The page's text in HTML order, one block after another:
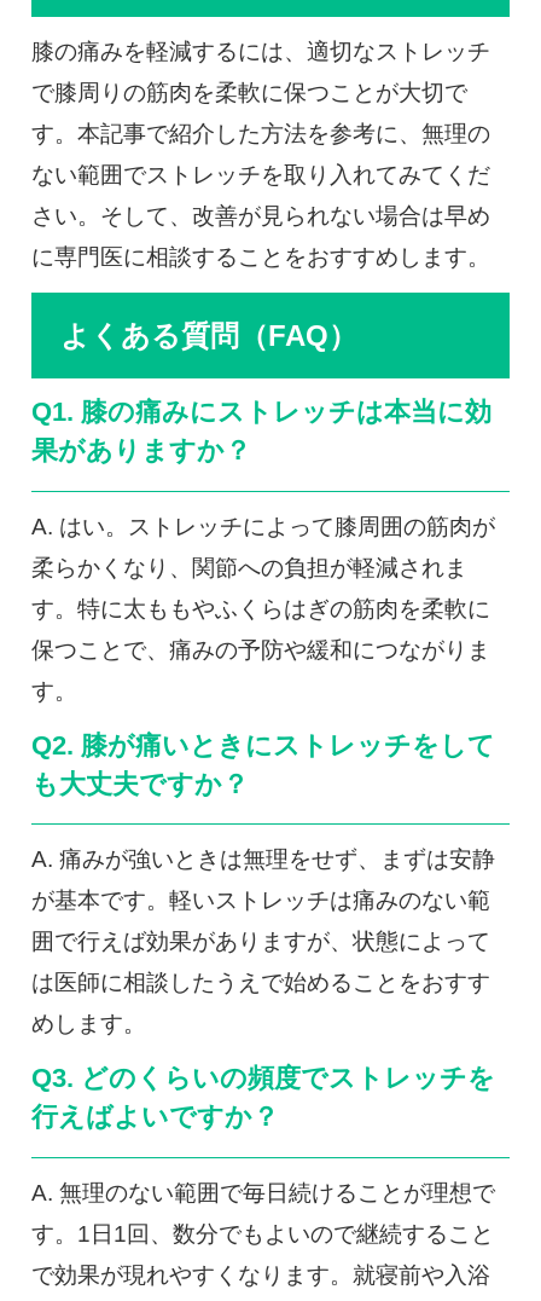
膝の痛みを軽減するには、適切なストレッチ
で膝周りの筋肉を柔軟に保つことが大切で
す。本記事で紹介した方法を参考に、無理の
ない範囲でストレッチを取り入れてみてくだ
さい。そして、改善が見られない場合は早め
に専門医に相談することをおすすめします。
よくある質問（FAQ）
Q1. 膝の痛みにストレッチは本当に効
果がありますか？
A. はい。ストレッチによって膝周囲の筋肉が
柔らかくなり、関節への負担が軽減されま
す。特に太ももやふくらはぎの筋肉を柔軟に
保つことで、痛みの予防や緩和につながりま
す。
Q2. 膝が痛いときにストレッチをして
も大丈夫ですか？
A. 痛みが強いときは無理をせず、まずは安静
が基本です。軽いストレッチは痛みのない範
囲で行えば効果がありますが、状態によって
は医師に相談したうえで始めることをおすす
めします。
Q3. どのくらいの頻度でストレッチを
行えばよいですか？
A. 無理のない範囲で毎日続けることが理想で
す。1日1回、数分でもよいので継続すること
で効果が現れやすくなります。就寝前や入浴